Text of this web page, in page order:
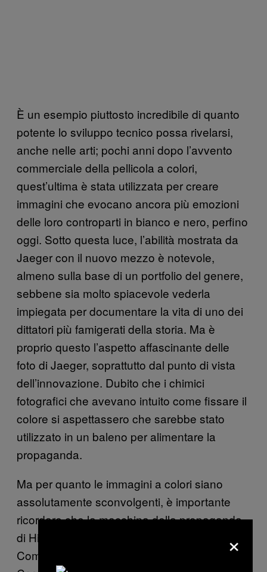
È un esempio piuttosto incredibile di quanto
potente lo sviluppo tecnico possa rivelarsi,
anche nelle arti; pochi anni dopo l’avvento
commerciale della pellicola a colori,
quest’ultima è stata utilizzata per creare
immagini che evocano ancora più emozioni
delle loro controparti in bianco e nero, perfino
oggi. Sotto questa luce, l’abilità mostrata da
Jaeger con il nuovo mezzo è notevole,
almeno sulla base di un portfolio del genere,
sebbene sia molto spiacevole vederla
impiegata per documentare la vita di uno dei
dittatori più famigerati della storia. Ma è
proprio questo l’aspetto affascinante delle
foto di Jaeger, soprattutto dal punto di vista
dell’innovazione. Dubito che i chimici
fotografici che avevano intuito come fissare il
colore si aspettassero che sarebbe stato
utilizzato in un baleno per alimentare la
propaganda.
Ma per quanto le immagini a colori siano
assolutamente sconvolgenti, è importante
ricordare che la macchina della propaganda
di Hitler, seppur potente, è stata sconfitta.
Come scrive l’editor di
×